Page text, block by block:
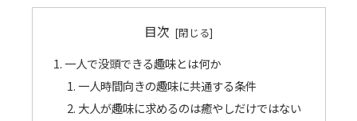
目次
一人で没頭できる趣味とは何か
一人時間向きの趣味に共通する条件
大人が趣味に求めるのは癒やしだけではない